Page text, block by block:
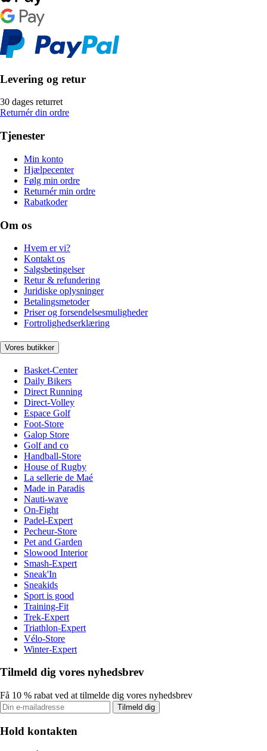
Levering og retur
30 dages returret
Returnér din ordre
Tjenester
Min konto
Hjælpecenter
Følg min ordre
Returnér min ordre
Rabatkoder
Om os
Hvem er vi?
Kontakt os
Salgsbetingelser
Retur & refundering
Juridiske oplysninger
Betalingsmetoder
Priser og forsendelsesmuligheder
Fortrolighedserklæring
Vores butikker
Basket-Center
Daily Bikers
Direct Running
Direct-Volley
Espace Golf
Foot-Store
Galop Store
Golf and co
Handball-Store
House of Rugby
La sellerie de Maé
Made in Paradis
Nauti-wave
On-Fight
Padel-Expert
Pecheur-Store
Pet and Garden
Slowood Interior
Smash-Expert
Sneak'In
Sneakids
Sport is good
Training-Fit
Trek-Expert
Triathlon-Expert
Vélo-Store
Winter-Expert
Tilmeld dig vores nyhedsbrev
Få 10 % rabat ved at tilmelde dig vores nyhedsbrev
Tilmeld dig
Hold kontakten